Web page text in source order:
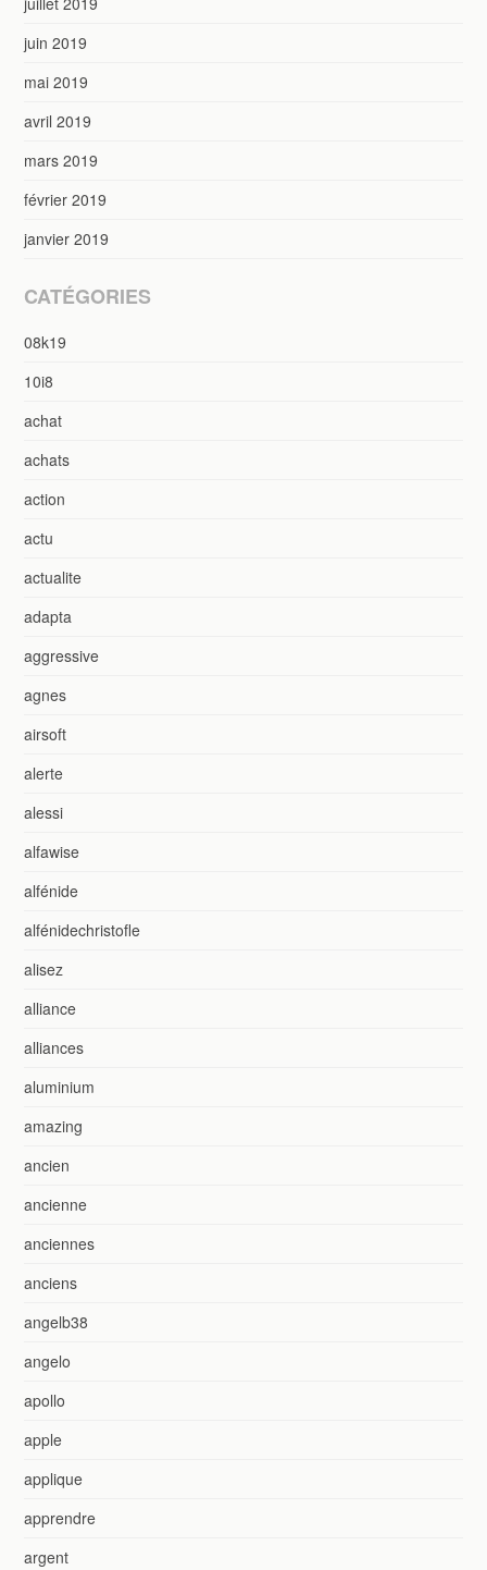
juin 2019
mai 2019
avril 2019
mars 2019
février 2019
janvier 2019
CATÉGORIES
08k19
10i8
achat
achats
action
actu
actualite
adapta
aggressive
agnes
airsoft
alerte
alessi
alfawise
alfénide
alfénidechristofle
alisez
alliance
alliances
aluminium
amazing
ancien
ancienne
anciennes
anciens
angelb38
angelo
apollo
apple
applique
apprendre
argent